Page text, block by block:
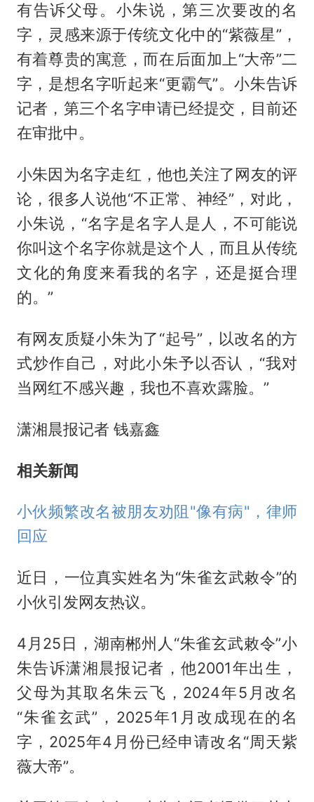
有告诉父母。小朱说，第三次要改的名
字，灵感来源于传统文化中的“紫薇星”，
有着尊贵的寓意，而在后面加上“大帝”二
字，是想名字听起来“更霸气”。小朱告诉
记者，第三个名字申请已经提交，目前还
在审批中。
小朱因为名字走红，他也关注了网友的评
论，很多人说他“不正常、神经”，对此，
小朱说，“名字是名字人是人，不可能说
你叫这个名字你就是这个人，而且从传统
文化的角度来看我的名字，还是挺合理
的。”
有网友质疑小朱为了“起号”，以改名的方
式炒作自己，对此小朱予以否认，“我对
当网红不感兴趣，我也不喜欢露脸。”
潇湘晨报记者 钱嘉鑫
相关新闻
小伙频繁改名被朋友劝阻"像有病"，律师
回应
近日，一位真实姓名为“朱雀玄武敕令”的
小伙引发网友热议。
4月25日，湖南郴州人“朱雀玄武敕令”小
朱告诉潇湘晨报记者，他2001年出生，
父母为其取名朱云飞，2024年5月改名
“朱雀玄武”，2025年1月改成现在的名
字，2025年4月份已经申请改名“周天紫
薇大帝”。